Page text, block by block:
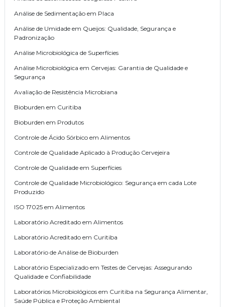
Análise de Sedimentação em Placa
Análise de Umidade em Queijos: Qualidade, Segurança e
Padronização
Análise Microbiológica de Superfícies
Análise Microbiológica em Cervejas: Garantia de Qualidade e
Segurança
Avaliação de Resistência Microbiana
Bioburden em Curitiba
Bioburden em Produtos
Controle de Ácido Sórbico em Alimentos
Controle de Qualidade Aplicado à Produção Cervejeira
Controle de Qualidade em Superfícies
Controle de Qualidade Microbiológico: Segurança em cada Lote
Produzido
ISO 17025 em Alimentos
Laboratório Acreditado em Alimentos
Laboratório Acreditado em Curitiba
Laboratório de Análise de Bioburden
Laboratório Especializado em Testes de Cervejas: Assegurando
Qualidade e Confiabilidade
Laboratórios Microbiológicos em Curitiba na Segurança Alimentar,
Saúde Pública e Proteção Ambiental